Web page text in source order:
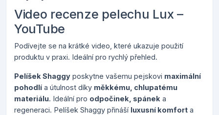
Video recenze pelechu Lux –
YouTube
Podívejte se na krátké video, které ukazuje použití
produktu v praxi. Ideální pro rychlý přehled.
Pelíšek Shaggy poskytne vašemu pejskovi maximální
pohodlí a útulnost díky měkkému, chlupatému
materiálu. Ideální pro odpočinek, spánek a
regeneraci. Pelíšek Shaggy přináší luxusní komfort a